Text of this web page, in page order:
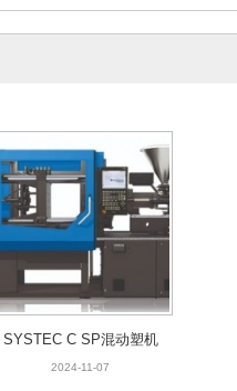
SYSTEC C SP混动塑机
2024-11-07
SYSTEC C SP混动塑机
2024-11-07